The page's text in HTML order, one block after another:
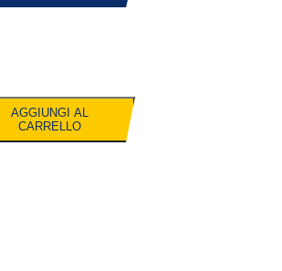
AGGIUNGI AL
CARRELLO